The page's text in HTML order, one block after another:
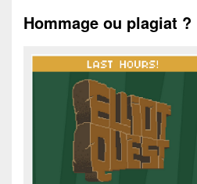
Hommage ou plagiat ?